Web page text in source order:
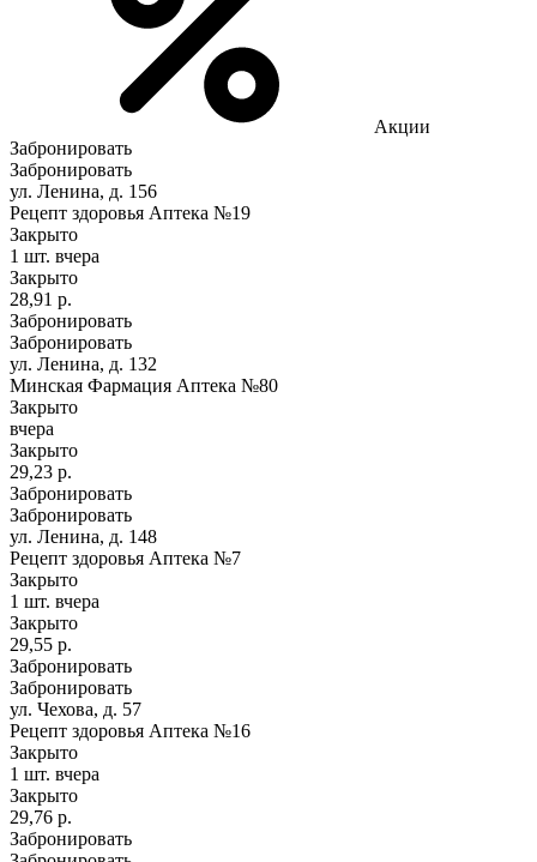
Акции
Забронировать
Забронировать
ул. Ленина, д. 156
Рецепт здоровья Аптека №19
Закрыто
1 шт. вчера
Закрыто
28,91 р.
Забронировать
Забронировать
ул. Ленина, д. 132
Минская Фармация Аптека №80
Закрыто
вчера
Закрыто
29,23 р.
Забронировать
Забронировать
ул. Ленина, д. 148
Рецепт здоровья Аптека №7
Закрыто
1 шт. вчера
Закрыто
29,55 р.
Забронировать
Забронировать
ул. Чехова, д. 57
Рецепт здоровья Аптека №16
Закрыто
1 шт. вчера
Закрыто
29,76 р.
Забронировать